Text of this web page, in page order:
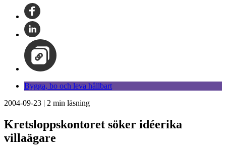
Bygga, bo och leva hållbart
2004-09-23 | 2 min läsning
Kretsloppskontoret söker idéerika
villaägare